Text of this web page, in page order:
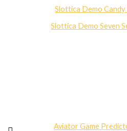
Aviator Game